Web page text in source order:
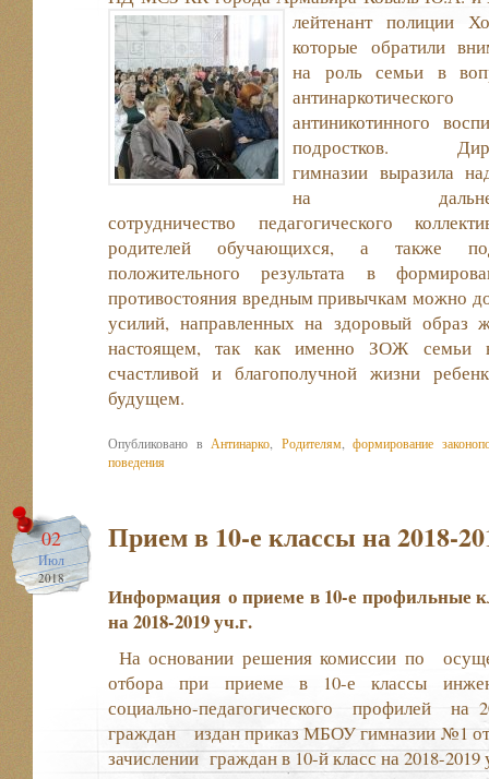
лейтенант полиции
которые обратили
на роль семьи в
антиникотинного
подростков.
гимназии выразила
на
сотрудничество педагогического
родителей обучающихся, а также
положительного результата в
противостояния вредным привычкам можно
усилий, направленных на здоровый образ
настоящем, так как именно ЗОЖ семьи
счастливой и благополучной жизни
будущем.
Опубликовано в Антинарко Родителям,формирование
поведения
02
Июл
2018
Прием в 10-е классы на 2018-
Информация о приеме в 10-е
на 2018-2019 уч.г.
На основании решения комиссии по
отбора при приеме в 10-е классы
социально-педагогического профилей на
граждан издан приказ МБОУ гимназии №1
зачислении граждан в 10-й класс на 2018-